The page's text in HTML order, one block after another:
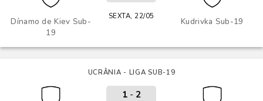
Dínamo de Kiev Sub-
19
Kudrivka Sub-19
SEXTA, 22/05
UCRÂNIA - LIGA SUB-19
1- 2